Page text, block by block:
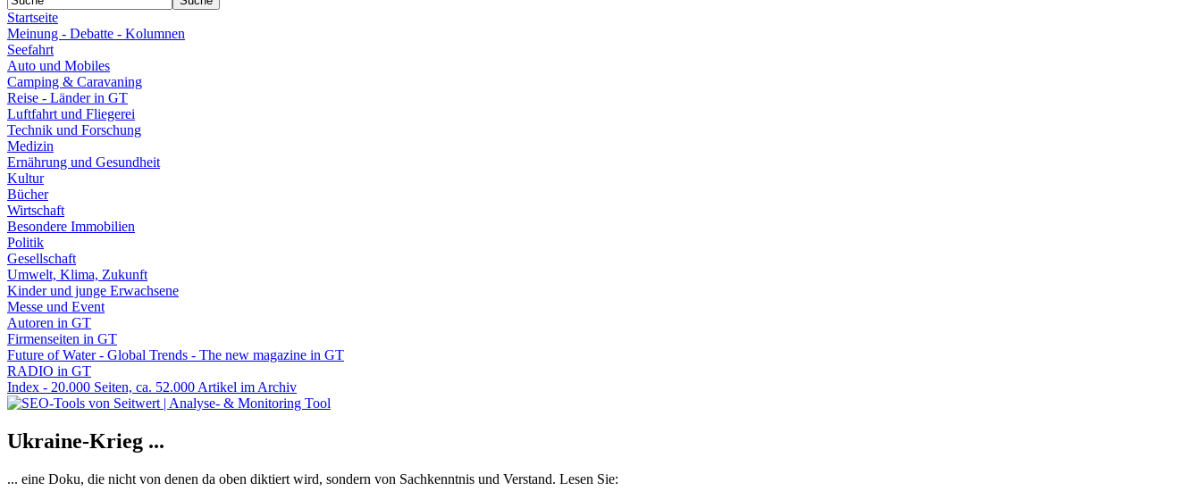
Startseite
Meinung - Debatte - Kolumnen
Seefahrt
Auto und Mobiles
Camping & Caravaning
Reise - Länder in GT
Luftfahrt und Fliegerei
Technik und Forschung
Medizin
Ernährung und Gesundheit
Kultur
Bücher
Wirtschaft
Besondere Immobilien
Politik
Gesellschaft
Umwelt, Klima, Zukunft
Kinder und junge Erwachsene
Messe und Event
Autoren in GT
Firmenseiten in GT
Future of Water - Global Trends - The new magazine in GT
RADIO in GT
Index - 20.000 Seiten, ca. 52.000 Artikel im Archiv
Ukraine-Krieg ...
... eine Doku, die nicht von denen da oben diktiert wird, sondern von Sachkenntnis und Verstand. Lesen Sie: